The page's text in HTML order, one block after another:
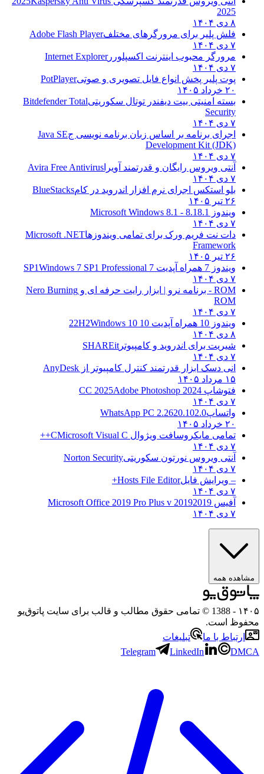
2025
۸ دی ۱۴۰۴
فلش پلیر برای مرورگرهای مختلفAdobe Flash Player
۷ دی ۱۴۰۴
مرورگر محبوب اینترنت اکسپلوررInternet Explorer
۷ دی ۱۴۰۴
پوت پلیر پخش انواع فایل تصویری و صوتیPotPlayer
۲۰ خرداد ۱۴۰۵
بسته امنیتی بیت دیفندر توتال سکوریتیBitdefender Total
Security
۷ دی ۱۴۰۴
اجرای برنامه بر اساس زبان برنامه نویسی جJava SE
Development Kit (JDK)
۷ دی ۱۴۰۴
آنتی ویروس رایگان و قدرتمند آویرا Avira Free Antivirus
۷ دی ۱۴۰۴
بلو استکس اجرای نرم افزار اندروید در کامBlueStacks
۲۶ تیر ۱۴۰۵
ویندوز 8.1
8.1 - Microsoft Windows 8.1
۷ دی ۱۴۰۴
دات نت فریم ورک برای تمامی ویندوزهاMicrosoft .NET
Framework
۲۶ تیر ۱۴۰۵
ویندوز 7 همراه آپدیت 7 SP1
Windows 7 SP1 Professional
۷ دی ۱۴۰۴
ROM - برنامه نرو | ابزار رایت حرفه ای و
Nero Burning
ROM
۷ دی ۱۴۰۴
ویندوز 10 همراه آپدیت 10 22H2
Windows 10
۸ دی ۱۴۰۴
شیریت برای اندروید و کامپیوتر SHAREit
۷ دی ۱۴۰۴
انی دسک ابزار قدرتمند کنترل کامپیوتر از AnyDesk
۱۵ مرداد ۱۴۰۵
فتوشاپ CC 2025 Adobe Photoshop 2024
۷ دی ۱۴۰۴
واتساپWhatsApp PC 2.2620.102.0
۲۰ خرداد ۱۴۰۵
تمامی مایکروسافت ویژوال C Microsoft Visual C++
۷ دی ۱۴۰۴
آنتی ویروس نورتون سکوریتیNorton Security
۷ دی ۱۴۰۴
– ویرایش فایلHosts File Editor+
۷ دی ۱۴۰۴
آفیس 2019 2019 Microsoft Office 2019 Pro Plus v
۷ دی ۱۴۰۴
مشاهده همه
۱۴۰۵
- 1388 © تمامی حقوق مطالب و قالب برای سایت پاتوق‌یو
محفوظ است.
ارتباط با ما
تبلیغات
Telegram
LinkedIn DMCA